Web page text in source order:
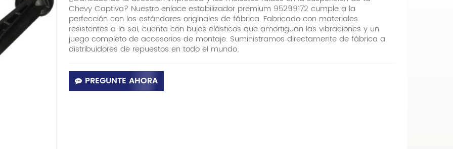
Chevy Captiva? Nuestro enlace estabilizador premium 95299172 cumple a la
perfección con los estándares originales de fábrica. Fabricado con materiales
resistentes a la sal, cuenta con bujes elásticos que amortiguan las vibraciones y un
juego completo de accesorios de montaje. Suministramos directamente de fábrica a
distribuidores de repuestos en todo el mundo.
PREGUNTE AHORA